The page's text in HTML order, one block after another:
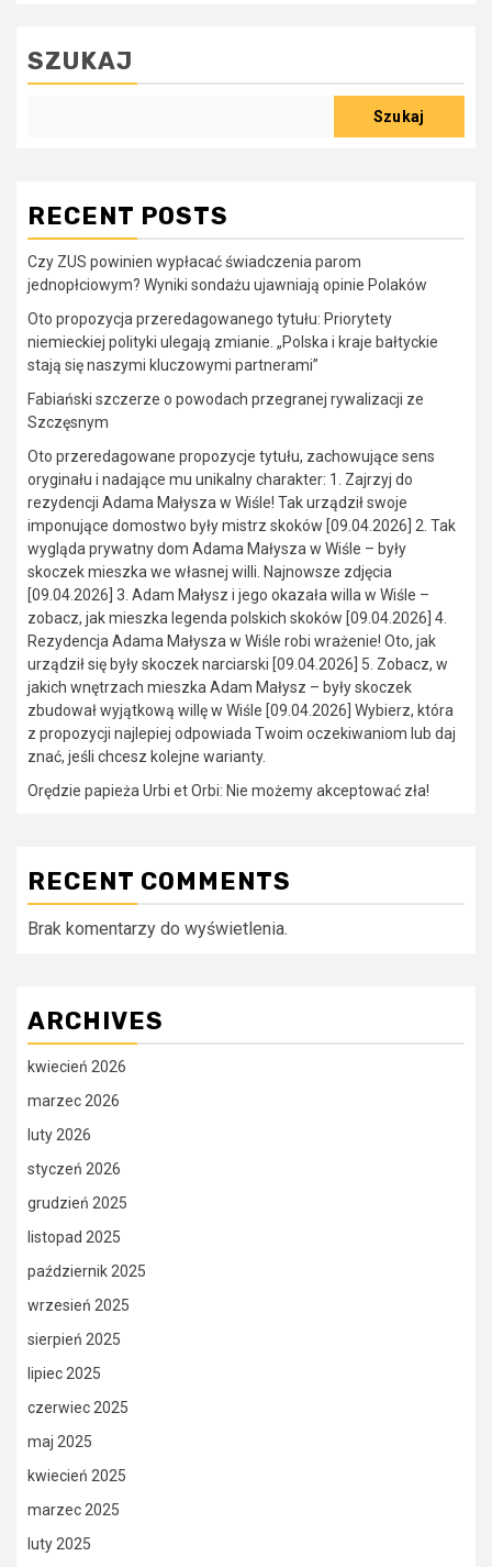
SZUKAJ
Szukaj
RECENT POSTS
Czy ZUS powinien wypłacać świadczenia parom
jednopłciowym? Wyniki sondażu ujawniają opinie Polaków
Oto propozycja przeredagowanego tytułu: Priorytety
niemieckiej polityki ulegają zmianie. „Polska i kraje bałtyckie
stają się naszymi kluczowymi partnerami”
Fabiański szczerze o powodach przegranej rywalizacji ze
Szczęsnym
Oto przeredagowane propozycje tytułu, zachowujące sens
oryginału i nadające mu unikalny charakter: 1. Zajrzyj do
rezydencji Adama Małysza w Wiśle! Tak urządził swoje
imponujące domostwo były mistrz skoków [09.04.2026] 2. Tak
wygląda prywatny dom Adama Małysza w Wiśle – były
skoczek mieszka we własnej willi. Najnowsze zdjęcia
[09.04.2026] 3. Adam Małysz i jego okazała willa w Wiśle –
zobacz, jak mieszka legenda polskich skoków [09.04.2026] 4.
Rezydencja Adama Małysza w Wiśle robi wrażenie! Oto, jak
urządził się były skoczek narciarski [09.04.2026] 5. Zobacz, w
jakich wnętrzach mieszka Adam Małysz – były skoczek
zbudował wyjątkową willę w Wiśle [09.04.2026] Wybierz, która
z propozycji najlepiej odpowiada Twoim oczekiwaniom lub daj
znać, jeśli chcesz kolejne warianty.
Orędzie papieża Urbi et Orbi: Nie możemy akceptować zła!
RECENT COMMENTS
Brak komentarzy do wyświetlenia.
ARCHIVES
kwiecień 2026
marzec 2026
luty 2026
styczeń 2026
grudzień 2025
listopad 2025
październik 2025
wrzesień 2025
sierpień 2025
lipiec 2025
czerwiec 2025
maj 2025
kwiecień 2025
marzec 2025
luty 2025